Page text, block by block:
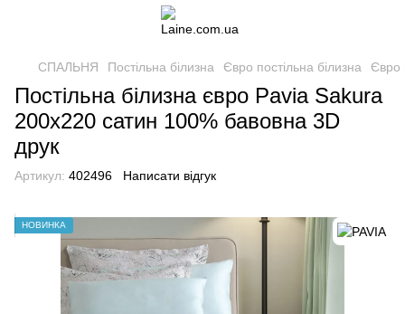
СПАЛЬНЯ Постільна білизна Євро постільна білизна Євро
Постільна білизна євро Pavia Sakura
200x220 сатин 100% бавовна 3D
друк
Артикул: 402496 Написати відгук
НОВИНКА